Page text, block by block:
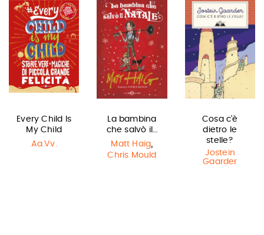
Every Child Is
My Child
Aa.Vv.
La bambina
che salvò il…
Matt Haig,
Chris Mould
Cosa c'è
dietro le
stelle?
Jostein
Gaarder